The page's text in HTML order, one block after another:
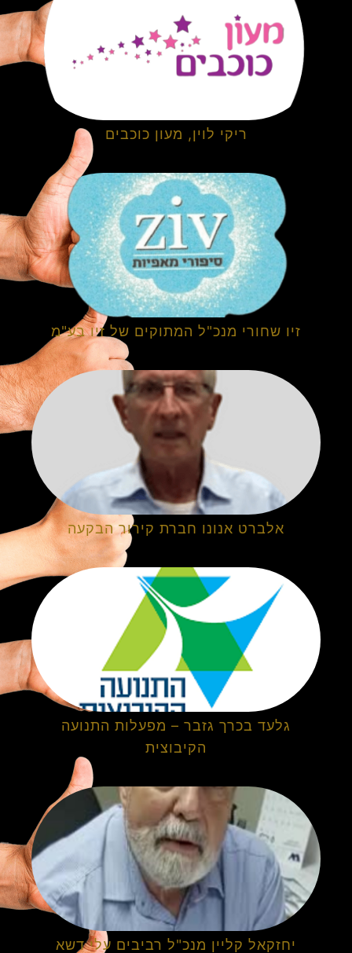
ריקי לוין, מעון כוכבים
זיו שחורי מנכ"ל המתוקים של זיו בע"מ
אלברט אנונו חברת קירור הבקעה
גלעד בכרך גזבר – מפעלות התנועה
הקיבוצית
יחזקאל קליין מנכ"ל רביבים עלי דשא